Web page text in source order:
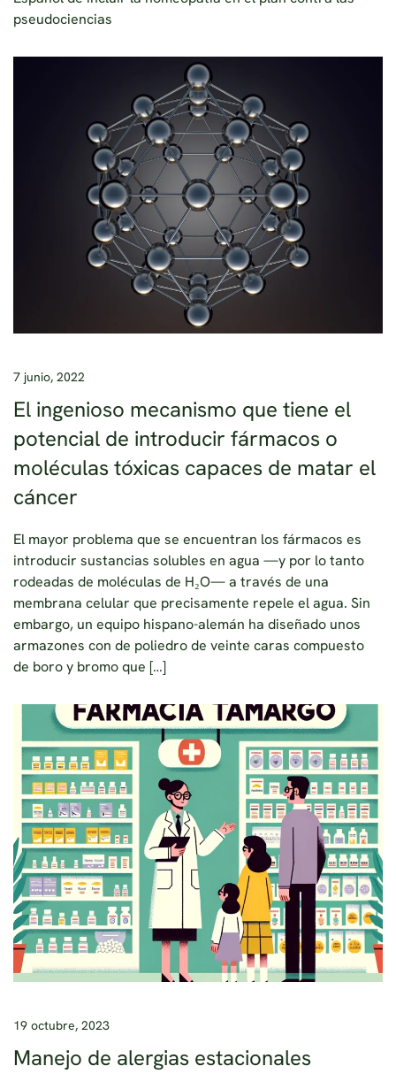
pseudociencias
7 junio, 2022
El ingenioso mecanismo que tiene el
potencial de introducir fármacos o
moléculas tóxicas capaces de matar el
cáncer
El mayor problema que se encuentran los fármacos es
introducir sustancias solubles en agua —y por lo tanto
rodeadas de moléculas de H₂O— a través de una
membrana celular que precisamente repele el agua. Sin
embargo, un equipo hispano-alemán ha diseñado unos
armazones con de poliedro de veinte caras compuesto
de boro y bromo que […]
19 octubre, 2023
Manejo de alergias estacionales